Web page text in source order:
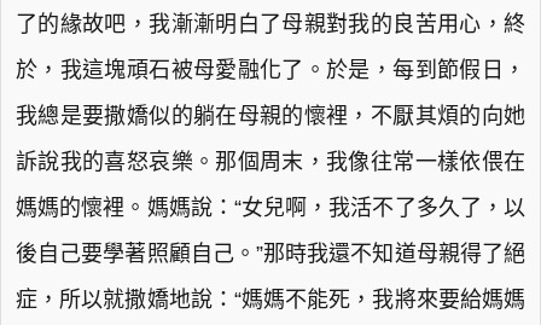
了的緣故吧，我漸漸明白了母親對我的良苦用心，終
於，我這塊頑石被母愛融化了。於是，每到節假日，
我總是要撒嬌似的躺在母親的懷裡，不厭其煩的向她
訴說我的喜怒哀樂。那個周末，我像往常一樣依偎在
媽媽的懷裡。媽媽說：“女兒啊，我活不了多久了，以
後自己要學著照顧自己。”那時我還不知道母親得了絕
症，所以就撒嬌地說：“媽媽不能死，我將來要給媽媽